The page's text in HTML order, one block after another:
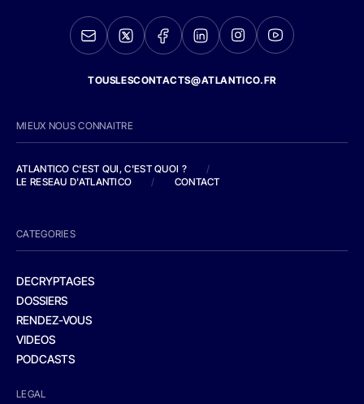
TOUSLESCONTACTS@ATLANTICO.FR
MIEUX NOUS CONNAITRE
ATLANTICO C'EST QUI, C'EST QUOI ?
/
LE RESEAU D'ATLANTICO
/ CONTACT
CATEGORIES
DECRYPTAGES
DOSSIERS
RENDEZ-VOUS
VIDEOS
PODCASTS
LEGAL